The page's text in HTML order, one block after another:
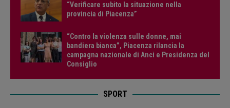
“Verificare subito la situazione nella
provincia di Piacenza”
“Contro la violenza sulle donne, mai
bandiera bianca”, Piacenza rilancia la
campagna nazionale di Anci e Presidenza del
Consiglio
SPORT